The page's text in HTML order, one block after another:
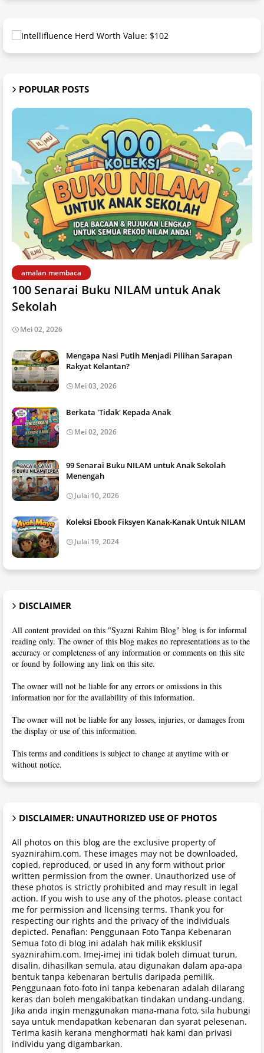
POPULAR POSTS
amalan membaca
100 Senarai Buku NILAM untuk Anak
Sekolah
Mei 02, 2026
Mengapa Nasi Putih Menjadi Pilihan Sarapan
Rakyat Kelantan?
Mei 03, 2026
Berkata 'Tidak' Kepada Anak
Mei 02, 2026
99 Senarai Buku NILAM untuk Anak Sekolah
Menengah
Julai 10, 2026
Koleksi Ebook Fiksyen Kanak-Kanak Untuk NILAM
Julai 19, 2024
DISCLAIMER
All content provided on this "Syazni Rahim Blog" blog is for informal
reading only. The owner of this blog makes no representations as to the
accuracy or completeness of any information or comments on this site
or found by following any link on this site.
The owner will not be liable for any errors or omissions in this
information nor for the availability of this information.
The owner will not be liable for any losses, injuries, or damages from
the display or use of this information.
This terms and conditions is subject to change at anytime with or
without notice.
DISCLAIMER: UNAUTHORIZED USE OF PHOTOS
All photos on this blog are the exclusive property of
syaznirahim.com. These images may not be downloaded,
copied, reproduced, or used in any form without prior
written permission from the owner. Unauthorized use of
these photos is strictly prohibited and may result in legal
action. If you wish to use any of the photos, please contact
me for permission and licensing terms. Thank you for
respecting our rights and the privacy of the individuals
depicted. Penafian: Penggunaan Foto Tanpa Kebenaran
Semua foto di blog ini adalah hak milik eksklusif
syaznirahim.com. Imej-imej ini tidak boleh dimuat turun,
disalin, dihasilkan semula, atau digunakan dalam apa-apa
bentuk tanpa kebenaran bertulis daripada pemilik.
Penggunaan foto-foto ini tanpa kebenaran adalah dilarang
keras dan boleh mengakibatkan tindakan undang-undang.
Jika anda ingin menggunakan mana-mana foto, sila hubungi
saya untuk mendapatkan kebenaran dan syarat pelesenan.
Terima kasih kerana menghormati hak kami dan privasi
individu yang digambarkan.